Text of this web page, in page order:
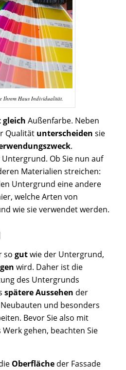
Ihrem Haus Individualität.
Außenfarbe. Neben
Qualität unterscheiden sie
.
Ob Sie nun auf
Materialien streichen:
Untergrund eine andere
welche Arten von
wie sie verwendet werden.
so gutwie der Untergrund,
wird. Daher ist die
des Untergrunds
spätere Aussehen der
und besonders
Bevor Sie also mit
gehen, beachten Sie
Oberflächeder Fassade